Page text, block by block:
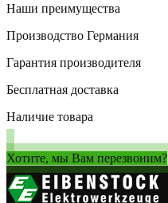
Наши преимущества
Производство Германия
Гарантия производителя
Бесплатная доставка
Наличие товара
Хотите, мы Вам перезвоним?